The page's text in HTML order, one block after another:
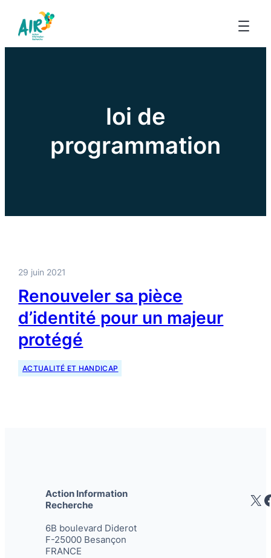
loi de
programmation
29 juin 2021
Renouveler sa pièce
d’identité pour un majeur
protégé
ACTUALITÉ ET HANDICAP
Action Information
Recherche
6B boulevard Diderot
F-25000 Besançon
FRANCE
X